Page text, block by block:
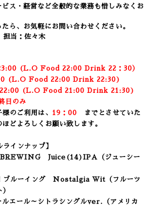
ビス・経営など全般的な業務も惜しみなくお
ら、お気軽にお問い合わせください。
当：佐々木
(L.O Food 22:00 Drink 22：30）
(L.O Food 22:00 Drink 22:30)
(L.O Food 21:00 Drink 21:30)
日のみ
のご利用は、 19：00
までとさせていた
どよろしくお願い致します。
ラインナップ】
Juice(14)IPA （ジューシー
ブルーイング Nostalgia Wit（フルーツ
エール～シトラシングルver.（アメリカ